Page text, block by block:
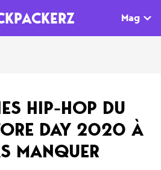
Mag
Dossiers
Tops
Interviews
Paris
Festivals
HIP-HOP DU
DAY 2020 À
MANQUER